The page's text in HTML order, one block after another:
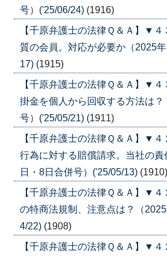
号）('25/06/24) (1916)
【千原弁護士の法律Ｑ＆Ａ】▼
質の会員。対応が必要か（2025
17) (1915)
【千原弁護士の法律Ｑ＆Ａ】▼
掛金を個人から回収する方法は？
号）('25/05/21) (1911)
【千原弁護士の法律Ｑ＆Ａ】▼
行為に対する賠償請求。当社の
日・8日合併号）('25/05/13) (1910)
【千原弁護士の法律Ｑ＆Ａ】▼
の特商法規制、注意点は？（
4/22) (1908)
【千原弁護士の法律Ｑ＆Ａ】▼